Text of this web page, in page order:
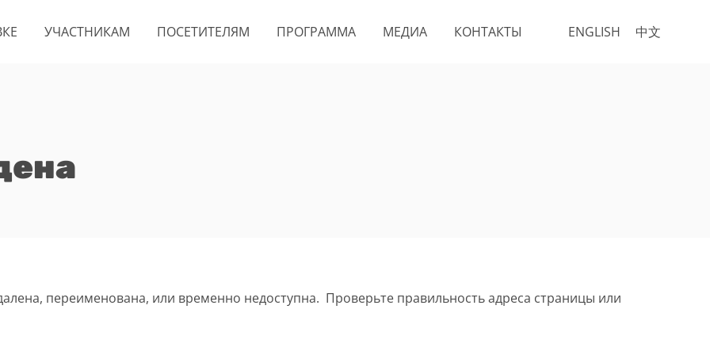
ENGLISH 中文
УЧАСТНИКАМ ПОСЕТИТЕЛЯМ ПРОГРАММА МЕДИА КОНТАКТЫ
переименована, или временно недоступна. Проверьте правильность адреса страницы или